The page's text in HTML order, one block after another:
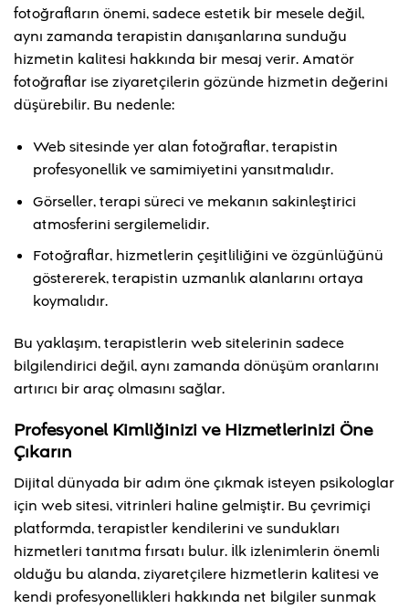
fotoğrafların önemi, sadece estetik bir mesele değil,
aynı zamanda terapistin danışanlarına sunduğu
hizmetin kalitesi hakkında bir mesaj verir. Amatör
fotoğraflar ise ziyaretçilerin gözünde hizmetin değerini
düşürebilir. Bu nedenle:
Web sitesinde yer alan fotoğraflar, terapistin
profesyonellik ve samimiyetini yansıtmalıdır.
Görseller, terapi süreci ve mekanın sakinleştirici
atmosferini sergilemelidir.
Fotoğraflar, hizmetlerin çeşitliliğini ve özgünlüğünü
göstererek, terapistin uzmanlık alanlarını ortaya
koymalıdır.
Bu yaklaşım, terapistlerin web sitelerinin sadece
bilgilendirici değil, aynı zamanda dönüşüm oranlarını
artırıcı bir araç olmasını sağlar.
Profesyonel Kimliğinizi ve Hizmetlerinizi Öne
Çıkarın
Dijital dünyada bir adım öne çıkmak isteyen psikologlar
için web sitesi, vitrinleri haline gelmiştir. Bu çevrimiçi
platformda, terapistler kendilerini ve sundukları
hizmetleri tanıtma fırsatı bulur. İlk izlenimlerin önemli
olduğu bu alanda, ziyaretçilere hizmetlerin kalitesi ve
kendi profesyonellikleri hakkında net bilgiler sunmak